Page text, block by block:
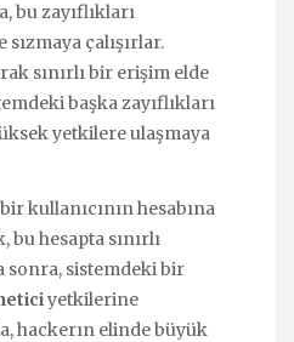
bu zayıflıkları
çalışırlar.
sınırlı bir erişim elde
başka zayıflıkları
yetkilere ulaşmaya
kullanıcının hesabına
hesapta sınırlı
sonra, sistemdeki bir
yetkilerine
hackerın elinde büyük